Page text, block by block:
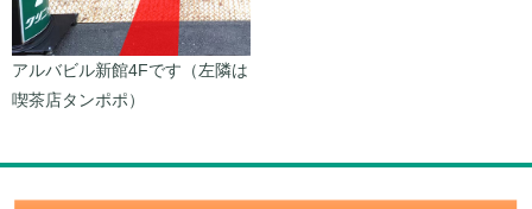
アルバビル新館4Fです（左隣は
喫茶店タンポポ）